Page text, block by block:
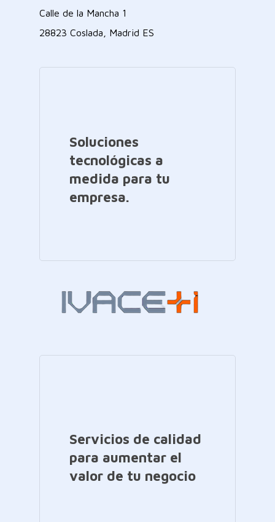
Calle de la Mancha 1
28823 Coslada, Madrid ES
Soluciones
tecnológicas a
medida para tu
empresa.
Servicios de calidad
para aumentar el
valor de tu negocio